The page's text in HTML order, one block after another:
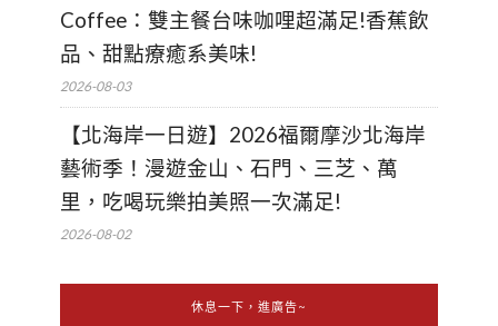
Coffee：雙主餐台味咖哩超滿足!香蕉飲
品、甜點療癒系美味!
2026-08-03
【北海岸一日遊】2026福爾摩沙北海岸
藝術季！漫遊金山、石門、三芝、萬
里，吃喝玩樂拍美照一次滿足!
2026-08-02
休息一下，進廣告~